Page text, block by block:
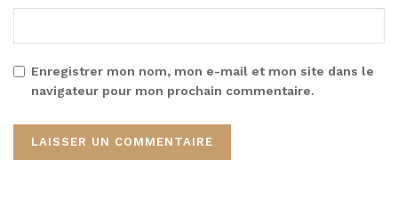
Enregistrer mon nom, mon e-mail et mon site dans le
navigateur pour mon prochain commentaire.